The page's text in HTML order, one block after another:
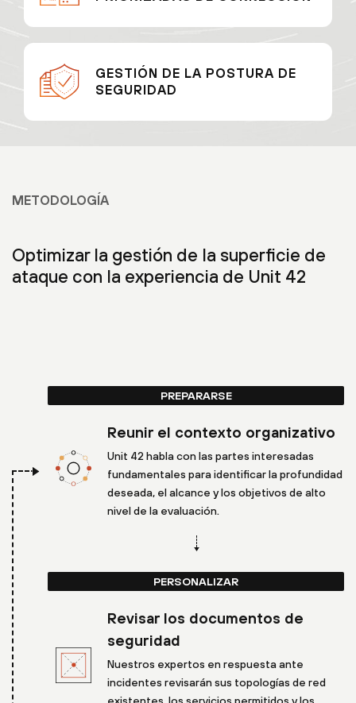
GESTIÓN DE LA POSTURA DE
SEGURIDAD
METODOLOGÍA
Optimizar la gestión de la superficie de
ataque con la experiencia de Unit 42
PREPARARSE
Reunir el contexto organizativo
Unit 42 habla con las partes interesadas
fundamentales para identificar la profundidad
deseada, el alcance y los objetivos de alto
nivel de la evaluación.
PERSONALIZAR
Revisar los documentos de
seguridad
Nuestros expertos en respuesta ante
incidentes revisarán sus topologías de red
existentes, los servicios permitidos y los